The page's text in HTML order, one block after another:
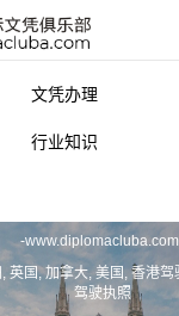
文凭办理
行业知识
-www.diplomacluba.com
英国, 加拿大, 美国, 香港驾
驾驶执照